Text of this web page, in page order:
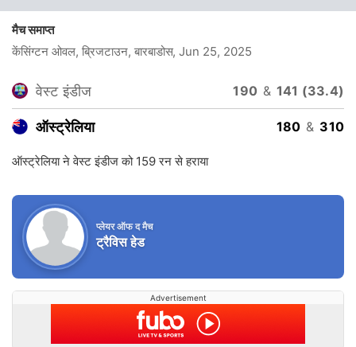
मैच समाप्त
केंसिंग्टन ओवल, ब्रिजटाउन, बारबाडोस, Jun 25, 2025
वेस्ट इंडीज 190 & 141 (33.4)
ऑस्ट्रेलिया 180 & 310
ऑस्ट्रेलिया ने वेस्ट इंडीज को 159 रन से हराया
प्लेयर ऑफ द मैच
ट्रैविस हेड
Advertisement